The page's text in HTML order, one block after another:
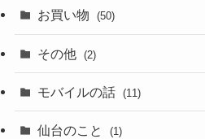
お買い物 (50)
その他 (2)
モバイルの話 (11)
仙台のこと (1)